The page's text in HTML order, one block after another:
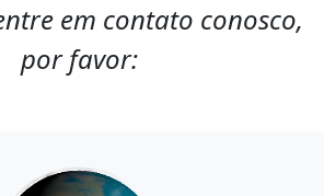
em contato conosco,
por favor: